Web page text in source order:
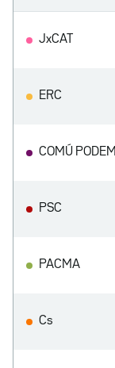
JxCAT
ERC
COMÚ PODEM
PSC
PACMA
Cs